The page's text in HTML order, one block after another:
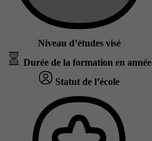
Niveau d’études visé
Durée de la formation en année
Statut de l’école